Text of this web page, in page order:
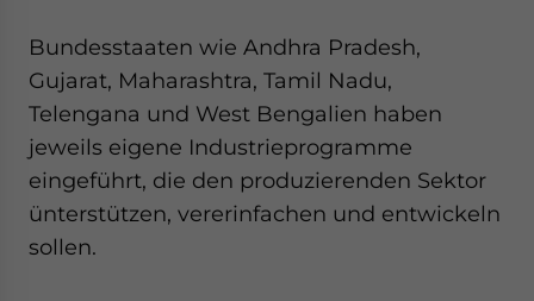
Bundesstaaten wie Andhra Pradesh,
Gujarat, Maharashtra, Tamil Nadu,
Telengana und West Bengalien haben
jeweils eigene Industrieprogramme
eingeführt, die den produzierenden Sektor
ünterstützen, vererinfachen und entwickeln
sollen.